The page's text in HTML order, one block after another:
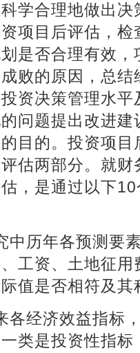
学合理地做出
项目后评估，
是否合理有效
败的原因，总
资决策管理水
问题提出改进
目的。投资项
估两部分。就
，是通过以下
中历年各预测要
工资、土地征
际值是否相符
各经济效益指标
类是投资性指